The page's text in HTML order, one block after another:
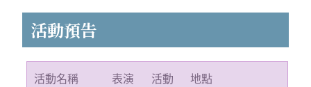
活動預告
活動名稱
表演
活動
地點